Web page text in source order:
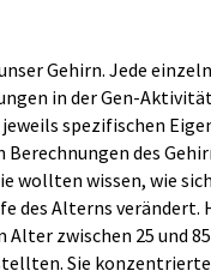
Gehirn. Jede
in der Gen-
spezifischen
des
wollten wissen, wie
des Alterns
Alter zwischen 25 und
Sie